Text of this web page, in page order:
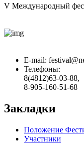
V Международный
E-mail:
Телефоны:
8(4812)63-03-88,
8-905-160-51-68
Закладки
Положение
Участники